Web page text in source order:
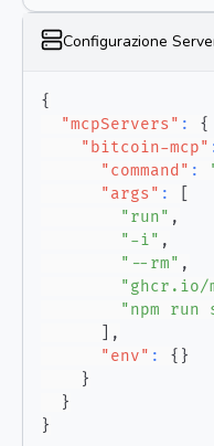
Configurazione
{
"mcpServers" :
{
"bitcoin-mcp"
"command" :
"args" :
"run" ,
"-i" ,
"--rm" ,
"ghcr.io/
"npm
,
"env" : { }
}
}
}